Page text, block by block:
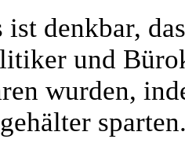
ist denkbar,
und
wurden,